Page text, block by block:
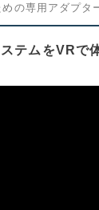
の専用アダプタ
テムをVRで